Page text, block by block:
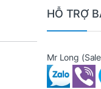
HỖ TRỢ
Mr Long